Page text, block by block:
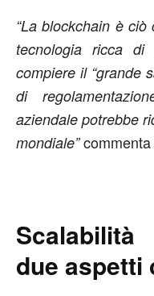
“La blockchain è
tecnologia ricca
compiere il “grande
di
aziendale potrebbe
mondiale”commenta
due aspetti